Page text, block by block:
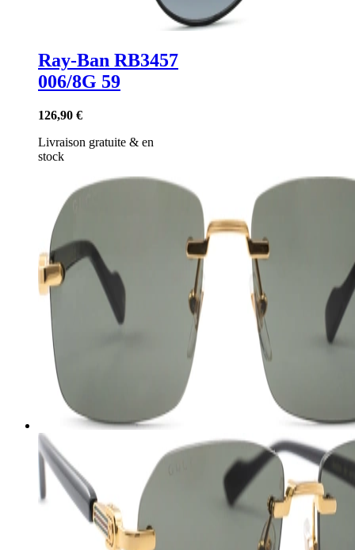
Ray-Ban RB3457
006/8G 59
126,90 €
Livraison gratuite & en
stock